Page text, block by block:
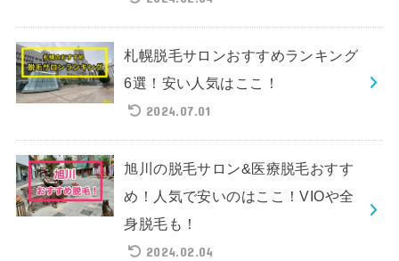
札幌脱毛サロンおすすめランキング
6選！安い人気はここ！
2024.07.01
旭川の脱毛サロン&医療脱毛おすす
め！人気で安いのはここ！VIOや全
身脱毛も！
2024.02.04